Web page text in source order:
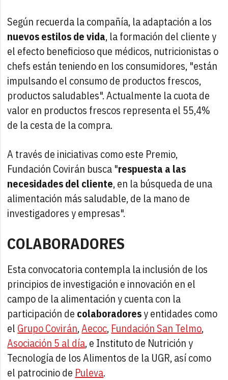
Según recuerda la compañía, la adaptación a los
nuevos estilos de vida, la formación del cliente y
el efecto beneficioso que médicos, nutricionistas o
chefs están teniendo en los consumidores, "están
impulsando el consumo de productos frescos,
productos saludables". Actualmente la cuota de
valor en productos frescos representa el 55,4%
de la cesta de la compra.
A través de iniciativas como este Premio,
Fundación Covirán busca "respuesta a las
necesidades del cliente, en la búsqueda de una
alimentación más saludable, de la mano de
investigadores y empresas".
COLABORADORES
Esta convocatoria contempla la inclusión de los
principios de investigación e innovación en el
campo de la alimentación y cuenta con la
participación de colaboradoresy entidades como
el Grupo Covirán,Aecoc, Fundación San Telmo,
Asociación 5 al día, e Instituto de Nutrición y
Tecnología de los Alimentos de la UGR, así como
el patrocinio de Puleva.